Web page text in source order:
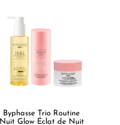
Byphasse Trio Routine
Nuit Glow Éclat de Nuit